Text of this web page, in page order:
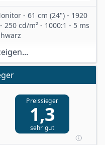
- 61 cm (24") - 1920
250 cd/m² - 1000:1 - 5 ms
Preissieger
1,3
sehr gut